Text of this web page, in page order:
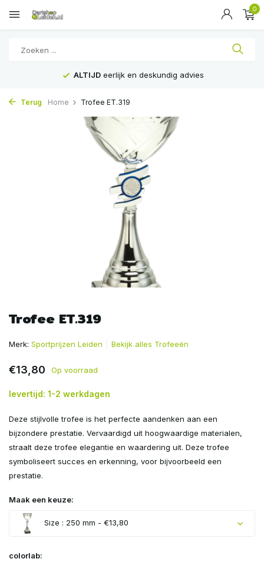
0
ALTIJD eerlijk en deskundig advies
Terug Home Trofee ET.319
Trofee ET.319
Merk: Sportprijzen Leiden Bekijk alles Trofeeën
€13,80 Op voorraad
levertijd: 1-2 werkdagen
Deze stijlvolle trofee is het perfecte aandenken aan een
bijzondere prestatie. Vervaardigd uit hoogwaardige materialen,
straalt deze trofee elegantie en waardering uit. Deze trofee
symboliseert succes en erkenning, voor bijvoorbeeld een
prestatie.
Maak een keuze:
Size : 250 mm - €13,80
colorlab: